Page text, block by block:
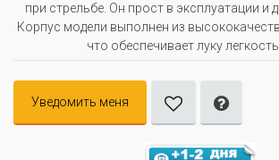
при стрельбе. Он прост в эксплуатации и
Корпус модели выполнен из
что обеспечивает луку
Уведомить меня